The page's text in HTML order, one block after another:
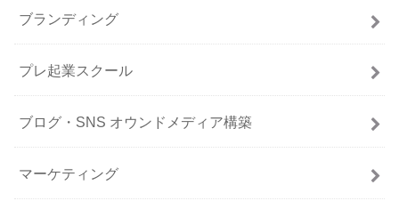
ブランディング
プレ起業スクール
ブログ・SNS オウンドメディア構築
マーケティング